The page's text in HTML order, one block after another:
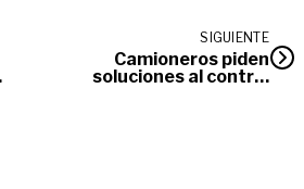
SIGUIENTE
Camioneros piden
soluciones al control